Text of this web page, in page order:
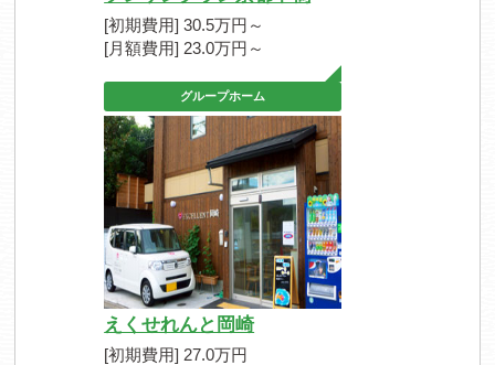
[初期費用] 30.5万円～
[月額費用] 23.0万円～
グループホーム
えくせれんと岡崎
[初期費用] 27.0万円